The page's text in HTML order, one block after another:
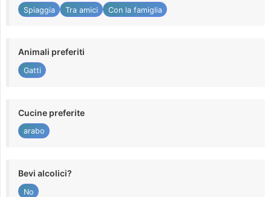
Spiaggia Tra amici Con la famiglia
Animali preferiti
Gatti
Cucine preferite
arabo
Bevi alcolici?
No